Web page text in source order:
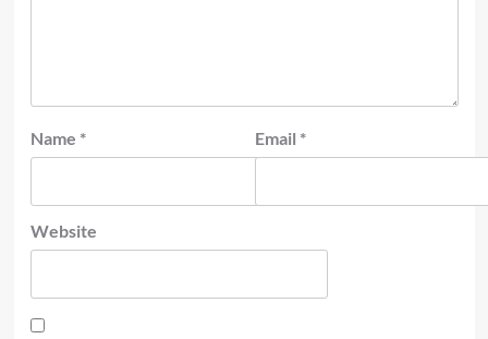
Name * Email *
Website